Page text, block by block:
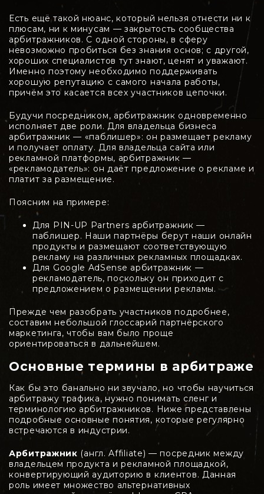
Есть ещё такой нюанс, который нельзя отнести ни к
плюсам, ни к минусам — закрытость сообщества
арбитражников. С одной стороны, в сферу
невозможно пробиться без знания основ; с другой,
хороших специалистов тут знают, ценят и уважают.
Именно поэтому необходимо поддерживать
хорошую репутацию с самого начала работы,
причём это касается всех участников цепочки.
Будучи посредником, арбитражник одновременно
исполняет две роли. Для владельца бизнеса
арбитражник — «паблишер»: он размещает рекламу
и получает оплату. Для владельца сайта или
рекламной платформы, арбитражник —
«рекламодатель»: он даёт предложение о рекламе и
платит за размещение.
Поясним на примере:
Для PIN-UP Partners арбитражник —
паблишер. Наши партнёры берут наши онлайн
продукты и размещают соответствующую
рекламу на различных рекламных площадках.
Для Google AdSense арбитражник —
рекламодатель, поскольку он приходит с
предложением о размещении рекламы.
Прежде чем разобрать участников подробнее,
составим небольшой глоссарий партнёрского
маркетинга, чтобы вам было проще
ориентироваться в дальнейшем.
Основные термины в арбитраже
Как бы это банально ни звучало, но чтобы научиться
арбитражу трафика, нужно понимать сленг и
терминологию арбитражников. Ниже представлены
подробные основные понятия, которые регулярно
встречаются в индустрии.
Арбитражник (англ. Affiliate) — посредник между
владельцем продукта и рекламной площадкой,
конвертирующий аудиторию в клиентов. Данная
роль имеет множество альтернативных